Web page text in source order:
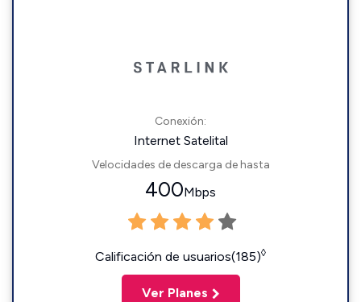
Conexión:
Internet Satelital
Velocidades de descarga de hasta
400Mbps
Calificación de usuarios(185)◊
Ver Planes